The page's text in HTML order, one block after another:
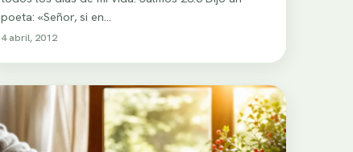
poeta: «Señor, si en…
4 abril, 2012